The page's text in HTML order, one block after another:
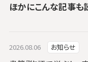
ほかにこんな記事も
2026.08.06 お知らせ